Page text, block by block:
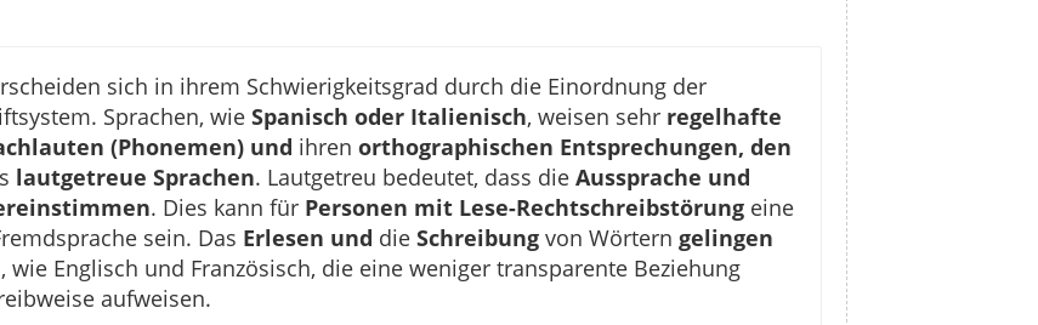
sich in ihrem Schwierigkeitsgrad durch die Einordnung der
Sprachen, wie Spanisch oder Italienisch, weisen sehr regelhafte
(Phonemen) und ihren orthographischen Entsprechungen, den
lautgetreue Sprachen. Lautgetreu bedeutet, dass die Aussprache und
. Dies kann für Personen mit Lese-Rechtschreibstörung eine
sein. Das Erlesen und die Schreibung von Wörtern gelingen
wie Englisch und Französisch, die eine weniger transparente Beziehung
aufweisen.